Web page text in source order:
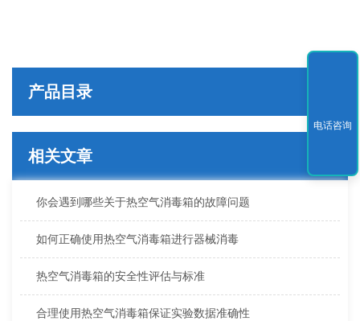
产品目录
相关文章
你会遇到哪些关于热空气消毒箱的故障问题
如何正确使用热空气消毒箱进行器械消毒
热空气消毒箱的安全性评估与标准
合理使用热空气消毒箱保证实验数据准确性
电话咨询